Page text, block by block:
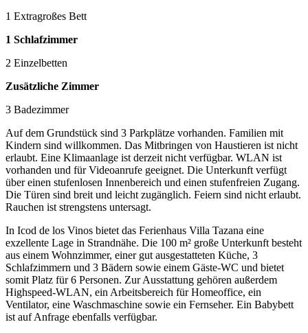
1 Extragroßes Bett
1 Schlafzimmer
2 Einzelbetten
Zusätzliche Zimmer
3 Badezimmer
Auf dem Grundstück sind 3 Parkplätze vorhanden. Familien mit
Kindern sind willkommen. Das Mitbringen von Haustieren ist nicht
erlaubt. Eine Klimaanlage ist derzeit nicht verfügbar. WLAN ist
vorhanden und für Videoanrufe geeignet. Die Unterkunft verfügt
über einen stufenlosen Innenbereich und einen stufenfreien Zugang.
Die Türen sind breit und leicht zugänglich. Feiern sind nicht erlaubt.
Rauchen ist strengstens untersagt.
In Icod de los Vinos bietet das Ferienhaus Villa Tazana eine
exzellente Lage in Strandnähe. Die 100 m² große Unterkunft besteht
aus einem Wohnzimmer, einer gut ausgestatteten Küche, 3
Schlafzimmern und 3 Bädern sowie einem Gäste-WC und bietet
somit Platz für 6 Personen. Zur Ausstattung gehören außerdem
Highspeed-WLAN, ein Arbeitsbereich für Homeoffice, ein
Ventilator, eine Waschmaschine sowie ein Fernseher. Ein Babybett
ist auf Anfrage ebenfalls verfügbar.